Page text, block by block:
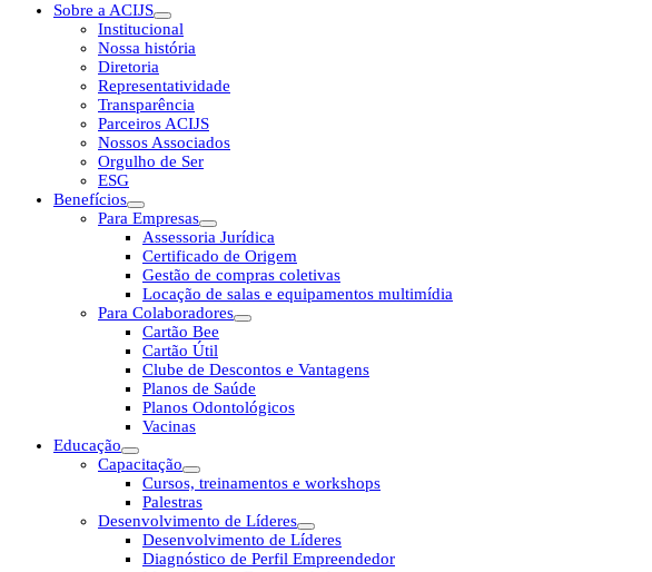
Sobre a ACIJS
Institucional
Nossa história
Diretoria
Representatividade
Transparência
Parceiros ACIJS
Nossos Associados
Orgulho de Ser
ESG
Benefícios
Para Empresas
Assessoria Jurídica
Certificado de Origem
Gestão de compras coletivas
Locação de salas e equipamentos multimídia
Para Colaboradores
Cartão Bee
Cartão Útil
Clube de Descontos e Vantagens
Planos de Saúde
Planos Odontológicos
Vacinas
Educação
Capacitação
Cursos, treinamentos e workshops
Palestras
Desenvolvimento de Líderes
Desenvolvimento de Líderes
Diagnóstico de Perfil Empreendedor